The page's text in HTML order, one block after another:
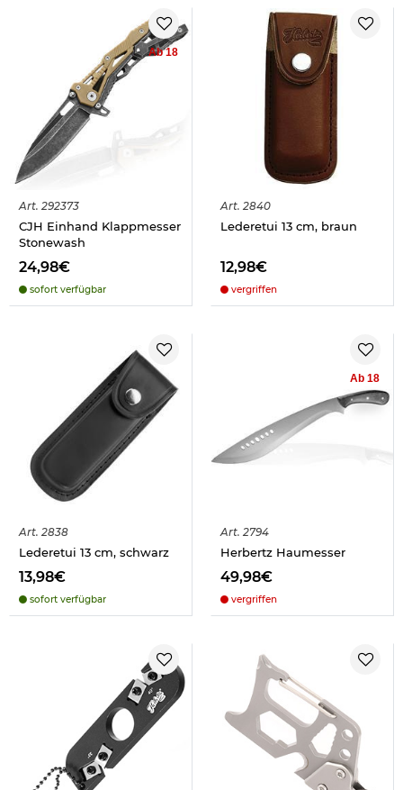
Ab 18
Art. 292373
CJH Einhand Klappmesser
Stonewash
24,98€
sofort verfügbar
Art. 2840
Lederetui 13 cm, braun
12,98€
vergriffen
Art. 2838
Lederetui 13 cm, schwarz
13,98€
sofort verfügbar
Ab 18
Art. 2794
Herbertz Haumesser
49,98€
vergriffen